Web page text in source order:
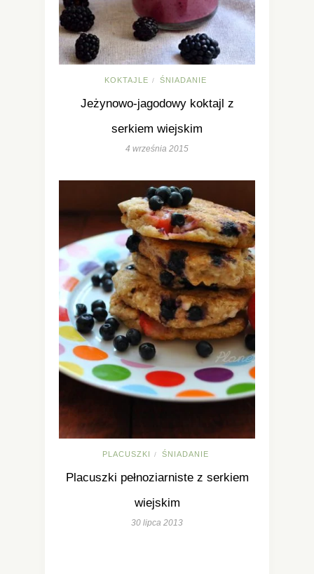
KOKTAJLE / ŚNIADANIE
Jeżynowo-jagodowy koktajl z
serkiem wiejskim
4 września 2015
PLACUSZKI / ŚNIADANIE
Placuszki pełnoziarniste z serkiem
wiejskim
30 lipca 2013